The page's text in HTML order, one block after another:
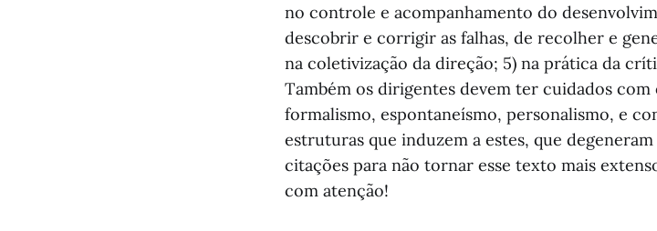
no controle e acompanhamento do
descobrir e corrigir as falhas, de recolher e
na coletivização da direção; 5) na prática da
Também os dirigentes devem ter cuidados
formalismo, espontaneísmo, personalismo, e
estruturas que induzem a estes, que
citações para não tornar esse texto mais
com atenção!